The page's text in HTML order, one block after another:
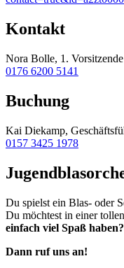
Kontakt
Nora Bolle, 1.
0176 6200 5141
Buchung
Kai Diekamp,
0157 3425 1978
Du spielst ein Blas- oder
Du möchtest in einer
einfach viel Spaß haben?
Dann ruf uns an!